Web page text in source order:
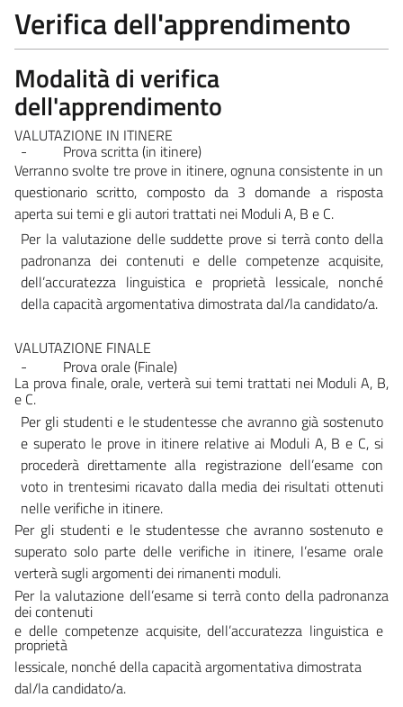
Verifica dell'apprendimento
Modalità di verifica
dell'apprendimento
VALUTAZIONE IN ITINERE
- Provascritta(in itinere)
Verranno svolte tre prove in itinere, ognuna consistente in un
questionario scritto, composto da 3 domande a risposta
aperta sui temi e gli autoritrattati nei ModuliA, B e C.
Per la valutazione delle suddette prove si terrà conto della
padronanza dei contenuti e delle competenze acquisite,
dell’accuratezza linguistica e proprietà lessicale, nonché
della capacità argomentativa dimostrata dal/lacandidato/a.
VALUTAZIONE FINALE
-
Provaorale(Finale)
La prova finale, orale, verterà sui temi trattati nei Moduli A, B,
e C.
Per gli studenti e le studentesse che avranno già sostenuto
e superato le prove in itinere relative ai Moduli A, B e C, si
procederà direttamente alla registrazione dell’esame con
voto in trentesimi ricavato dalla media dei risultati ottenuti
nelleverifiche in itinere.
Per gli studenti e le studentesse che avranno sostenuto e
superato solo parte delle verifiche in itinere, l’esame orale
verterà sugli argomenti dei rimanenti moduli.
Per la valutazione dell’esame si terrà conto della padronanza
deicontenuti
e delle competenze acquisite, dell’accuratezza linguistica e
proprietà
lessicale, nonché della capacità argomentativa dimostrata
dal/la candidato/a.